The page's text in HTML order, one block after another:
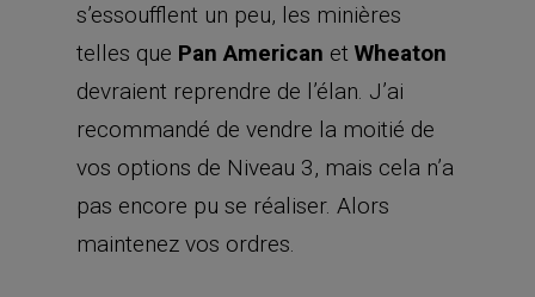
s’essoufflent un peu, les minières
telles que Pan American et Wheaton
devraient reprendre de l’élan. J’ai
recommandé de vendre la moitié de
vos options de Niveau 3, mais cela n’a
pas encore pu se réaliser. Alors
maintenez vos ordres.